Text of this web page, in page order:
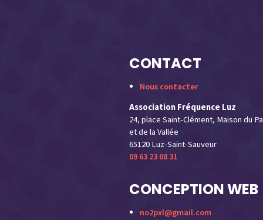
CONTACT
Nous contacter
Association Fréquence Luz
24, place Saint-Clément, Maison du
et de la Vallée
65120 Luz-Saint-Sauveur
09 63 23 08 31
CONCEPTION WEB
no2pxl@gmail.com